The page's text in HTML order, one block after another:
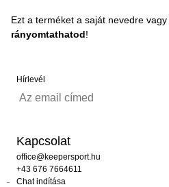
Ezt a terméket a saját nevedre
rányomtathatod!
Hírlevél
Kapcsolat
office@keepersport.hu
+43 676 7664611
Chat indítása